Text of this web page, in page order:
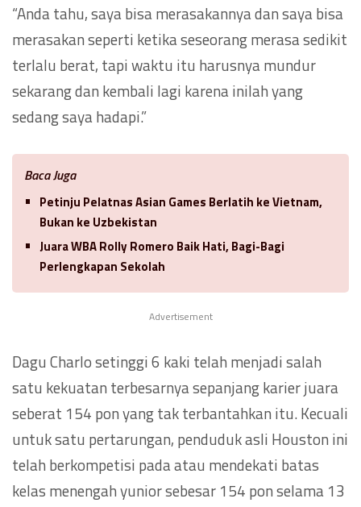
“Anda tahu, saya bisa merasakannya dan saya bisa
merasakan seperti ketika seseorang merasa sedikit
terlalu berat, tapi waktu itu harusnya mundur
sekarang dan kembali lagi karena inilah yang
sedang saya hadapi.”
Baca Juga
Petinju Pelatnas Asian Games Berlatih ke Vietnam,
Bukan ke Uzbekistan
Juara WBA Rolly Romero Baik Hati, Bagi-Bagi
Perlengkapan Sekolah
Advertisement
Dagu Charlo setinggi 6 kaki telah menjadi salah
satu kekuatan terbesarnya sepanjang karier juara
seberat 154 pon yang tak terbantahkan itu. Kecuali
untuk satu pertarungan, penduduk asli Houston ini
telah berkompetisi pada atau mendekati batas
kelas menengah yunior sebesar 154 pon selama 13